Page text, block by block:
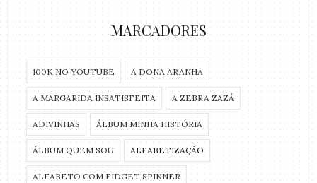
MARCADORES
100K NO YOUTUBE A DONA ARANHA
A MARGARIDA INSATISFEITA A ZEBRA ZAZÁ
ADIVINHAS ÁLBUM MINHA HISTÓRIA
ÁLBUM QUEM SOU ALFABETIZAÇÃO
ALFABETO COM FIDGET SPINNER